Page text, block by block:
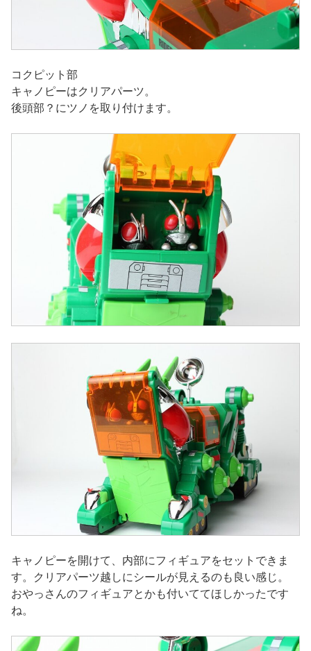
コクピット部
キャノピーはクリアパーツ。
後頭部？にツノを取り付けます。
キャノピーを開けて、内部にフィギュアをセットできま
す。クリアパーツ越しにシールが見えるのも良い感じ。
おやっさんのフィギュアとかも付いててほしかったです
ね。